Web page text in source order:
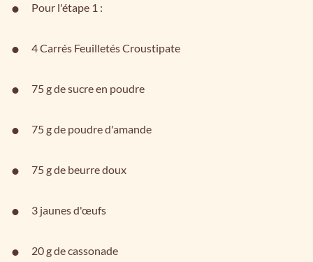
Pour l'étape 1 :
4 Carrés Feuilletés Croustipate
75 g de sucre en poudre
75 g de poudre d'amande
75 g de beurre doux
3 jaunes d'œufs
20 g de cassonade